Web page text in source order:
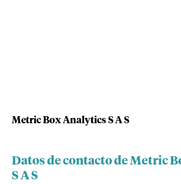
Metric Box Analytics S A S
Datos de contacto de Metric
S A S